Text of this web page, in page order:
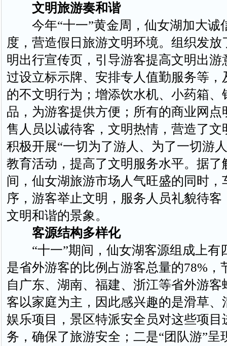
文明旅游奏和谐
今年“十一”黄金周，仙女湖加大诚
度，营造假日旅游文明环境。组织发放
明出行宣传页，引导游客提高文明出游
过设立标示牌、安排专人值勤服务等，
的不文明行为；增添饮水机、小药箱、
品，为游客提供方便；所有的商业网点
售人员以诚待客，文明热情，营造了文
积极开展“一切为了游人、为了一切游
教育活动，提高了文明服务水平。据了
间，仙女湖旅游市场人气旺盛的同时，
序，游客举止文明，服务人员礼貌待客
文明和谐的景象。
客源结构多样化
“十一”期间，仙女湖客源组成上有
是省外游客的比例占游客总量的78%，
自广东、湖南、福建、浙江等省外游客
客以家庭为主，因此感兴趣的是滑草、
娱乐项目，景区特派安全员对这些项目
务，确保了旅游安全；二是“团队游”呈